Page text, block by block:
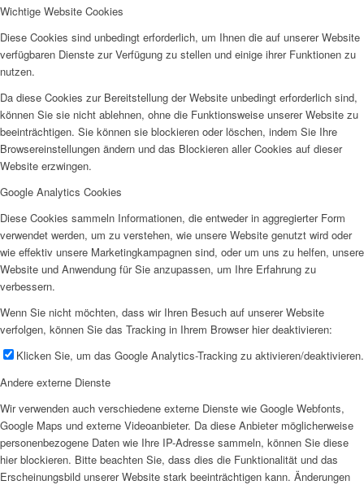
Wichtige Website Cookies
Diese Cookies sind unbedingt erforderlich, um Ihnen die auf unserer Website
verfügbaren Dienste zur Verfügung zu stellen und einige ihrer Funktionen zu
nutzen.
Da diese Cookies zur Bereitstellung der Website unbedingt erforderlich sind,
können Sie sie nicht ablehnen, ohne die Funktionsweise unserer Website zu
beeinträchtigen. Sie können sie blockieren oder löschen, indem Sie Ihre
Browsereinstellungen ändern und das Blockieren aller Cookies auf dieser
Website erzwingen.
Google Analytics Cookies
Diese Cookies sammeln Informationen, die entweder in aggregierter Form
verwendet werden, um zu verstehen, wie unsere Website genutzt wird oder
wie effektiv unsere Marketingkampagnen sind, oder um uns zu helfen, unsere
Website und Anwendung für Sie anzupassen, um Ihre Erfahrung zu
verbessern.
Wenn Sie nicht möchten, dass wir Ihren Besuch auf unserer Website
verfolgen, können Sie das Tracking in Ihrem Browser hier deaktivieren:
Klicken Sie, um das Google Analytics-Tracking zu aktivieren/deaktivieren.
Andere externe Dienste
Wir verwenden auch verschiedene externe Dienste wie Google Webfonts,
Google Maps und externe Videoanbieter. Da diese Anbieter möglicherweise
personenbezogene Daten wie Ihre IP-Adresse sammeln, können Sie diese
hier blockieren. Bitte beachten Sie, dass dies die Funktionalität und das
Erscheinungsbild unserer Website stark beeinträchtigen kann. Änderungen